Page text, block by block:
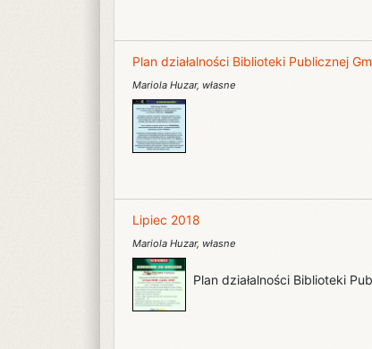
Plan działalności Biblioteki Publicznej
Mariola Huzar, własne
Lipiec 2018
Mariola Huzar, własne
Plan działalności Biblioteki